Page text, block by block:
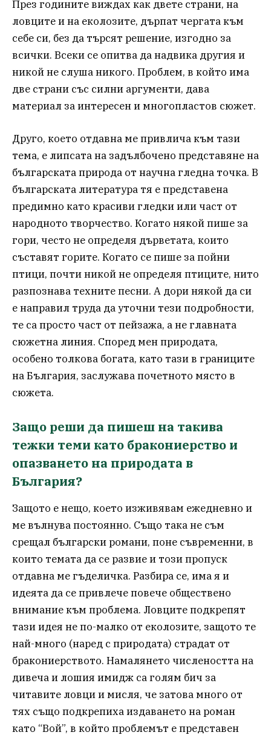
През годините виждах как двете страни, на
ловците и на еколозите, дърпат чергата към
себе си, без да търсят решение, изгодно за
всички. Всеки се опитва да надвика другия и
никой не слуша никого. Проблем, в който има
две страни със силни аргументи, дава
материал за интересен и многопластов сюжет.
Друго, което отдавна ме привлича към тази
тема, е липсата на задълбочено представяне на
българската природа от научна гледна точка. В
българската литература тя е представена
предимно като красиви гледки или част от
народното творчество. Когато някой пише за
гори, често не определя дърветата, които
съставят горите. Когато се пише за пойни
птици, почти никой не определя птиците, нито
разпознава техните песни. А дори някой да си
е направил труда да уточни тези подробности,
те са просто част от пейзажа, а не главната
сюжетна линия. Според мен природата,
особено толкова богата, като тази в границите
на България, заслужава почетното място в
сюжета.
Защо реши да пишеш на такива
тежки теми като бракониерство и
опазването на природата в
България?
Защото е нещо, което изживявам ежедневно и
ме вълнува постоянно. Също така не съм
срещал български романи, поне съвременни, в
които темата да се развие и този пропуск
отдавна ме гъделичка. Разбира се, има я и
идеята да се привлече повече обществено
внимание към проблема. Ловците подкрепят
тази идея не по-малко от еколозите, защото те
най-много (наред с природата) страдат от
бракониерството. Намалянето числеността на
дивеча и лошия имидж са голям бич за
читавите ловци и мисля, че затова много от
тях също подкрепиха издаването на роман
като “Вой”, в който проблемът е представен